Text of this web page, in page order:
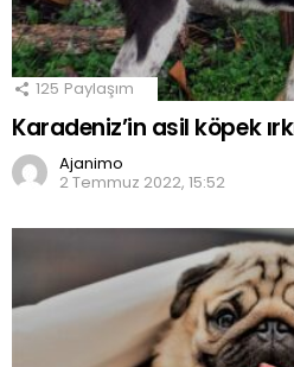
125 Paylaşım
Karadeniz’in asil köpek
Ajanimo
2 Temmuz 2022, 15:52